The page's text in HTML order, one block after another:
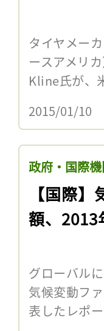
タイヤメー
ースアメリ
Kline氏が、
2015/01/10
政府・国際
【国際
額、2013
グローバル
気候変動フ
表したレポ